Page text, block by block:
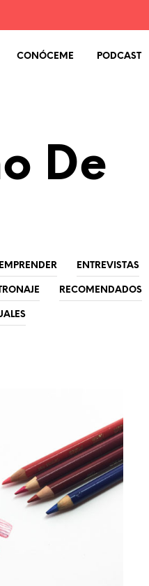
CONÓCEME PODCAST
De
EMPRENDER ENTREVISTAS
RECOMENDADOS